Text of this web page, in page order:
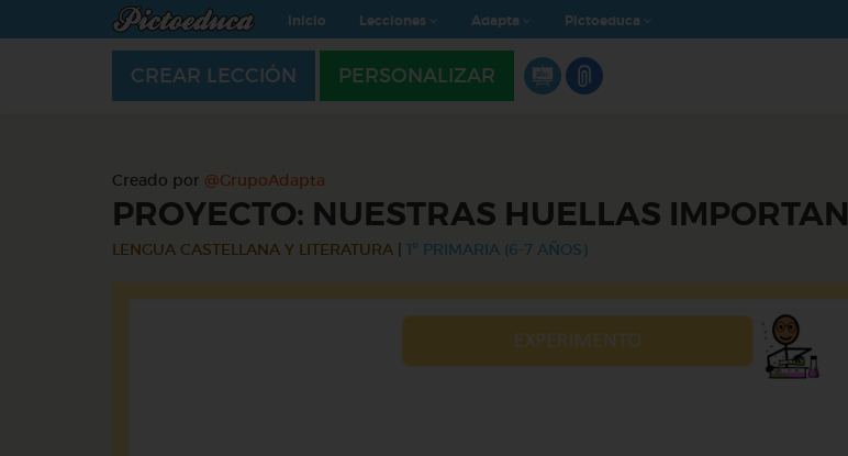
Inicio Lecciones Adapta Pictoeduca
CREAR LECCIÓN PERSONALIZAR
Creado por @GrupoAdapta
PROYECTO: NUESTRAS HUELLAS IMPORTAN
LENGUA CASTELLANA Y LITERATURA 1º PRIMARIA (6-7 AÑOS)